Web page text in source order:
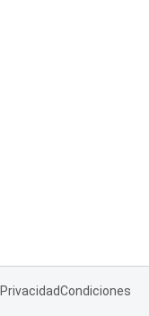
PrivacidadCondiciones